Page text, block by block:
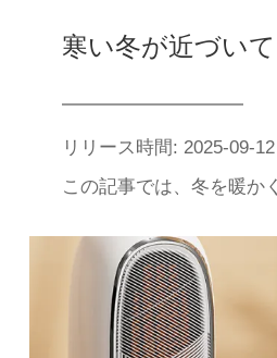
リリース時間: 2025-09-12